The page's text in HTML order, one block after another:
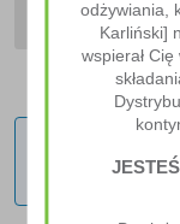
odżywiania,
Karliński]
wspierał